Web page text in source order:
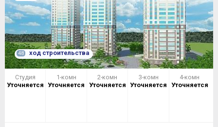
48 ход строительства
Студия
Уточняется
1-комн
Уточняется
2-комн
Уточняется
3-комн
Уточняется
4-комн
Уточняется